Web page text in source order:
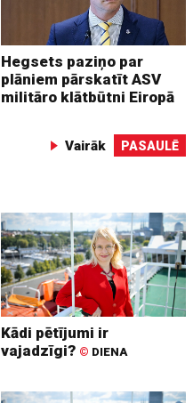
Hegsets paziņo par
plāniem pārskatīt ASV
militāro klātbūtni Eiropā
Vairāk PASAULĒ
Kādi pētījumi ir
vajadzīgi? © DIENA